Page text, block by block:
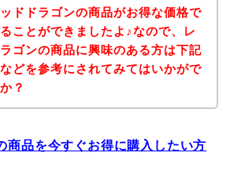
ドドラゴンの商品がお得な価格で
ことができましたよ♪なので、レ
ゴンの商品に興味のある方は下記
どを参考にされてみてはいかがで
？
商品を今すぐお得に購入したい方